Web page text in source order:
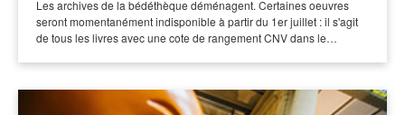
Les archives de la bédéthèque déménagent. Certaines oeuvres
seront momentanément indisponible à partir du 1er juillet : il s'agit
de tous les livres avec une cote de rangement CNV dans le…